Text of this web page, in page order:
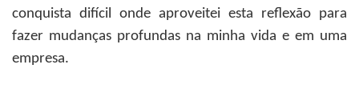
conquista difícil onde aproveitei esta reflexão para
fazer mudanças profundas na minha vida e em uma
empresa.